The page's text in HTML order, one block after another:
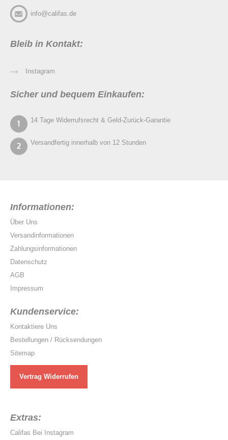
info@califas.de
Bleib in Kontakt:
Instagram
Sicher und bequem Einkaufen:
14 Tage Widerrufsrecht & Geld-Zurück-Garantie
Versandfertig innerhalb von 12 Stunden
Informationen:
Über Uns
Versandinformationen
Zahlungsinformationen
Datenschutz
AGB
Impressum
Kundenservice:
Kontaktiere Uns
Bestellungen / Rücksendungen
Sitemap
Vertrag Widerrufen
Extras:
Califas Bei Instagram